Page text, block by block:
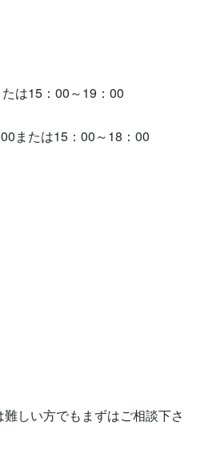
は15：00～19：00
または15：00～18：00
しい方でもまずはご相談下さ